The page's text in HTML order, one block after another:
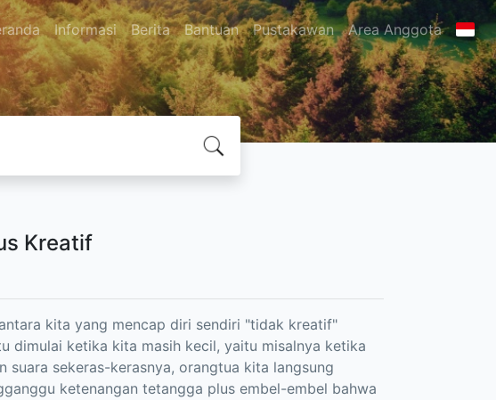
Informasi Berita Bantuan Pustakawan Area Anggota
Kreatif
kita yang mencap diri sendiri "tidak kreatif"
dimulai ketika kita masih kecil, yaitu misalnya ketika
suara sekeras-kerasnya, orangtua kita langsung
ketenangan tetangga plus embel-embel bahwa